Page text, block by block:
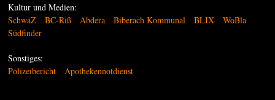
Kultur und Medien:
SchwäZ
BC-Riß Abdera Biberach Kommunal BLIX
WoBla
Südfinder
Sonstiges:
Polizeibericht
Apothekennotdienst